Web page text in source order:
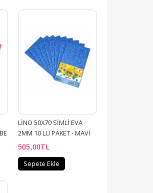
LİNO 50X70 SİMLİ EVA
2MM 10 LU PAKET - MAVİ
505,00TL
Sepete Ekle